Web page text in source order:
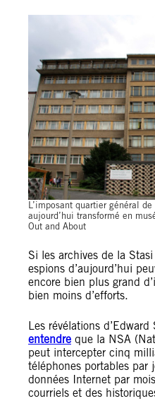
L’imposant quartier général
aujourd’hui transformé en
Out and About
Si les archives de la
espions d’aujourd’hui
encore bien plus grand
bien moins d’efforts.
Les révélations d’Edward
entendre que la NSA
peut intercepter cinq
téléphones portables
données Internet par
courriels et des